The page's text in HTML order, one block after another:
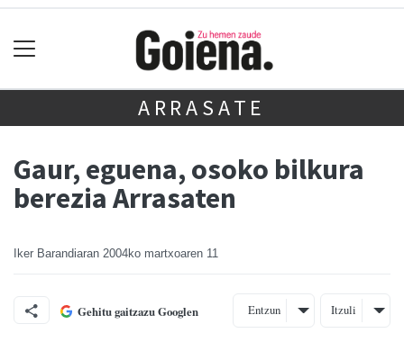
ARRASATE
Gaur, eguena, osoko bilkura
berezia Arrasaten
Iker Barandiaran 2004ko martxoaren 11
Gehitu gaitzazu Googlen Entzun Itzuli